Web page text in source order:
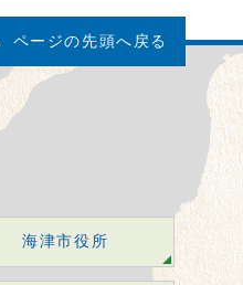
ページの先頭へ戻る
海津市役所